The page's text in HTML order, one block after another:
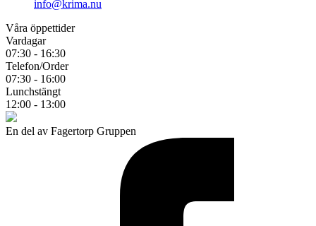
info@krima.nu
Våra öppettider
Vardagar
07:30 - 16:30
Telefon/Order
07:30 - 16:00
Lunchstängt
12:00 - 13:00
En del av Fagertorp Gruppen